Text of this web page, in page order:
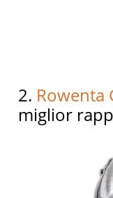
2. Rowenta
miglior